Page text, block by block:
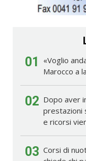
01
«Voglio
Marocco a
02 Dopo aver
prestazioni
e ricorsi
03 Corsi di